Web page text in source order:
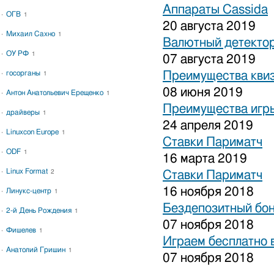
Аппараты Cassida
20 августа 2019
Валютный
07 августа 2019
Преимущества
08 июня 2019
Преимущества
24 апреля 2019
Ставки Париматч
16 марта 2019
Ставки Париматч
16 ноября 2018
Бездепозитный
07 ноября 2018
Играем бесплатно
07 ноября 2018
ОГВ 1
Михаил Сахно 1
ОУ РФ 1
госорганы 1
Антон Анатольевич Ерещенко 1
драйверы 1
Linuxcon Europe 1
ODF 1
Linux Format 2
Линукс-центр 1
2-й День Рождения 1
Фишелев 1
Анатолий Гришин 1